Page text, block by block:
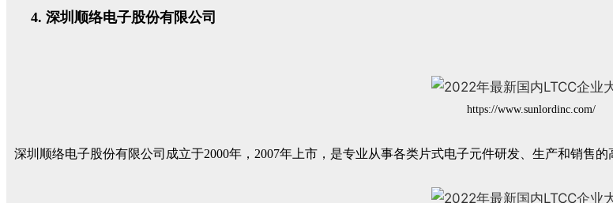
深圳顺络电子股份有限公司
https://www.sunlordinc.com/
深圳顺络电子股份有限公司成立于2000年，2007年上市，是专业从事各类片式电子元件研发、生产和销售的